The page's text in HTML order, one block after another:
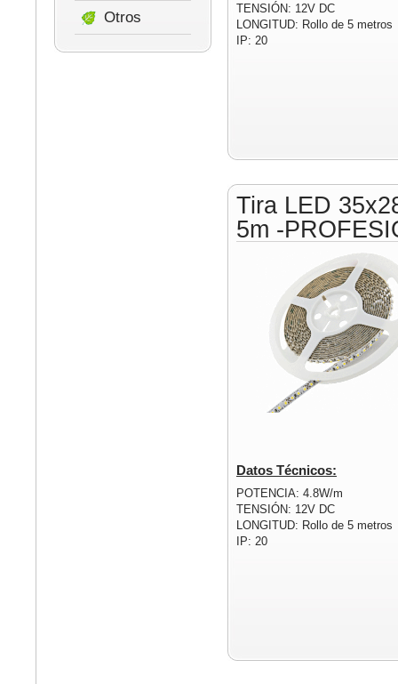
TENSIÓN: 12V DC
LONGITUD: Rollo de 5 metros
IP: 20
Tira LED
5m -
Datos Técnicos:
POTENCIA: 4.8W/m
TENSIÓN: 12V DC
LONGITUD: Rollo de 5 metros
IP: 20
Otros